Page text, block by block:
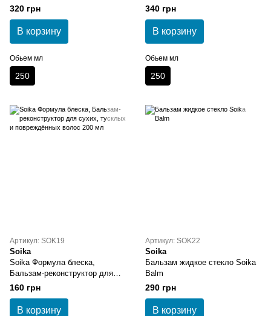
250 мл
320 грн
В корзину
Обьем мл
250
250 мл
340 грн
В корзину
Обьем мл
250
Артикул: SOK19
Soika
Soika Формула блеска,
Бальзам-реконструктор для
сухих, тусклых и
повреждённых волос 200 мл
160 грн
В корзину
Артикул: SOK22
Soika
Бальзам жидкое стекло Soika
Balm
290 грн
В корзину